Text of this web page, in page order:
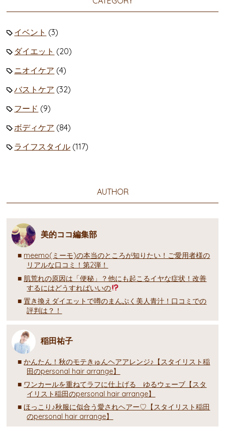
イベント (3)
ダイエット (20)
ニオイケア (4)
バストケア (32)
フード (9)
ボディケア (84)
ライフスタイル (117)
AUTHOR
美的ココ編集部
meemo(ミーモ)の本当のところが知りたい！ご愛用者様の
リアルな口コミ！第2弾！
肌荒れの原因は「便秘」？他にも起こるイヤな症状！改善
するにはどうすればいいの
置き換えダイエットで噂のまんぷく美人青汁！口コミでの
評判は？！
稲田祐子
かんたん！秋のモテきゅんヘアアレンジ♪【スタイリスト稲
田のpersonal hair arrange】
ワンカールを重ねてラフに仕上げる ゆるウェーブ【スタ
イリスト稲田のpersonal hair arrange】
ほっこり♪秋服に似合う愛されヘアー♡【スタイリスト稲田
のpersonal hair arrange】